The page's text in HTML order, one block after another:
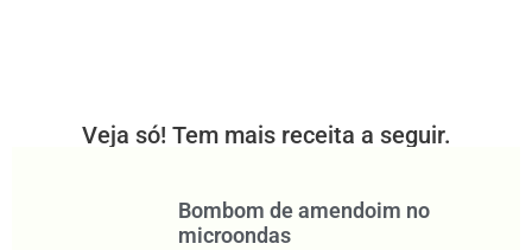
Veja só! Tem mais receita a seguir.
Bombom de amendoim no
microondas